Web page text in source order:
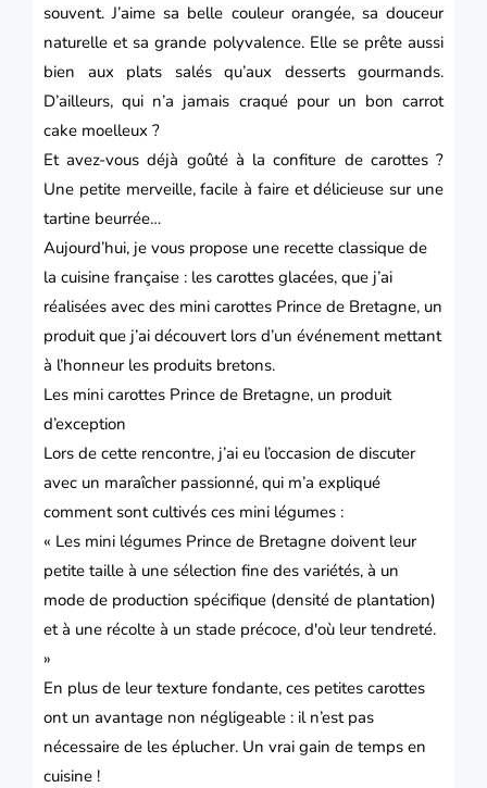
souvent. J’aime sa belle couleur orangée, sa douceur
naturelle et sa grande polyvalence. Elle se prête aussi
bien aux plats salés qu’aux desserts gourmands.
D’ailleurs, qui n’a jamais craqué pour un bon carrot
cake moelleux ?
Et avez-vous déjà goûté à la confiture de carottes ?
Une petite merveille, facile à faire et délicieuse sur une
tartine beurrée…
Aujourd’hui, je vous propose une recette classique de
la cuisine française : les carottes glacées, que j’ai
réalisées avec des mini carottes Prince de Bretagne, un
produit que j’ai découvert lors d’un événement mettant
à l’honneur les produits bretons.
Les mini carottes Prince de Bretagne, un produit
d’exception
Lors de cette rencontre, j’ai eu l’occasion de discuter
avec un maraîcher passionné, qui m’a expliqué
comment sont cultivés ces mini légumes :
« Les mini légumes Prince de Bretagne doivent leur
petite taille à une sélection fine des variétés, à un
mode de production spécifique (densité de plantation)
et à une récolte à un stade précoce, d'où leur tendreté.
»
En plus de leur texture fondante, ces petites carottes
ont un avantage non négligeable : il n’est pas
nécessaire de les éplucher. Un vrai gain de temps en
cuisine !